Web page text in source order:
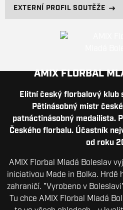
EXTERNÍ PROFIL SOUTĚŽE
AMIX FLORBAL
Elitní český florbalový klub
Pětinásobný mistr
patnáctinásobný medailista.
Českého florbalu. Účastník
od roku
AMIX Florbal Mladá Boleslav
iniciativou Made in Bolka. Hrdě
zahraničí. "Vyrobeno v
Tu chce AMIX Florbal Mladá